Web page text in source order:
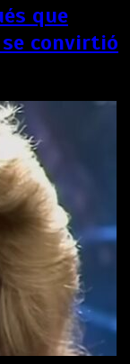
que
convirtió